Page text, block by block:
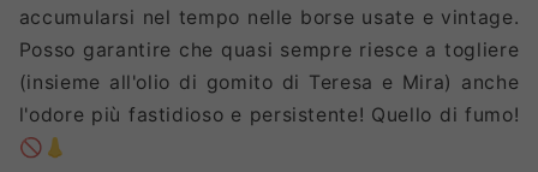
accumularsi nel tempo nelle borse usate e vintage.
Posso garantire che quasi sempre riesce a togliere
(insieme all'olio di gomito di Teresa e Mira) anche
l'odore più fastidioso e persistente! Quello di fumo!
🚫👃